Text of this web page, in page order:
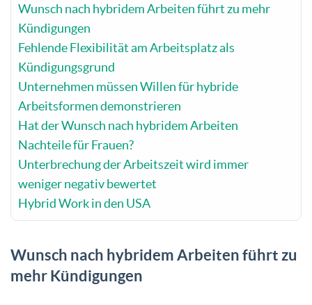
Wunsch nach hybridem Arbeiten führt zu mehr
Kündigungen
Fehlende Flexibilität am Arbeitsplatz als
Kündigungsgrund
Unternehmen müssen Willen für hybride
Arbeitsformen demonstrieren
Hat der Wunsch nach hybridem Arbeiten
Nachteile für Frauen?
Unterbrechung der Arbeitszeit wird immer
weniger negativ bewertet
Hybrid Work in den USA
Wunsch nach hybridem Arbeiten führt zu
mehr Kündigungen